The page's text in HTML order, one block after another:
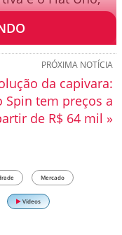
PRÓXIMA NOTÍCIA
da capivara:
Spin tem preços a
de R$ 64 mil »
Mercado
Vídeos